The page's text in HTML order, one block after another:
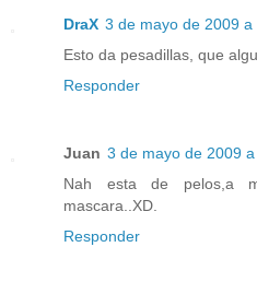
DraX 3 de mayo de 2009 a
Esto da pesadillas, que
Responder
Juan 3 de mayo de 2009
Nah esta de pelos,a
mascara..XD.
Responder